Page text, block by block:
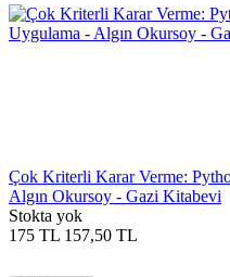
Çok Kriterli Karar Verme:
Algın Okursoy - Gazi Kitabevi
Stokta yok
175 TL 157,50 TL